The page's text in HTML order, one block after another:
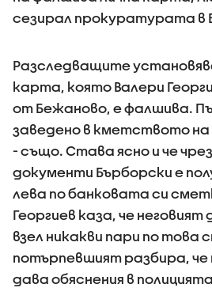
сезирал прокуратурата в
Разследващите
карта, която Валери
от Бежаново, е фалшива.
заведено в кметството на
- също. Става ясно и че
документи Бърборски е
лева по банковата си
Георгиев каза, че
взел никакви пари по това
потърпевшият разбира, че
дава обяснения в